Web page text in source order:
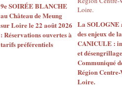
9e SOIRÉE BLANCHE
au Château de Meung
sur Loire le 22 août 2026
: Réservations ouvertes à
tarifs préférentiels
La SOLOGNE
des enjeux de la
CANICULE :
et
Communiqué
Région Centre-
Loire.